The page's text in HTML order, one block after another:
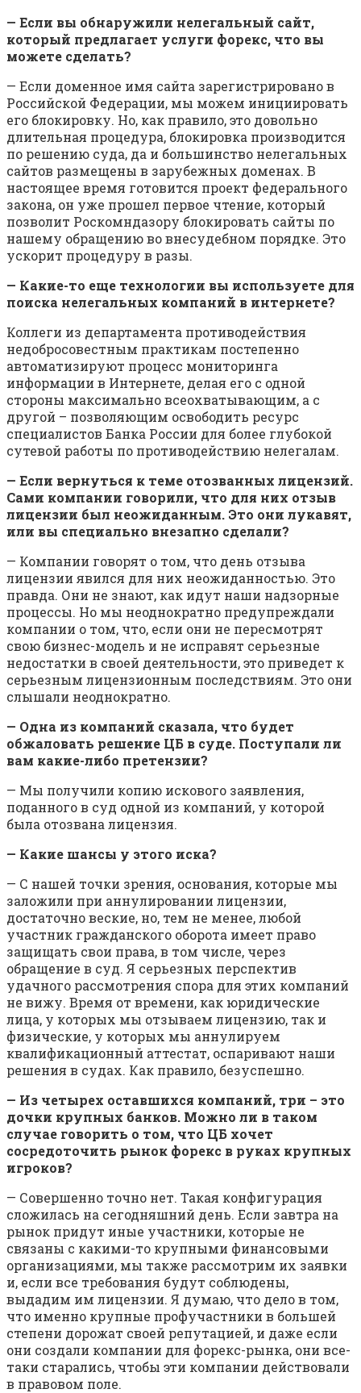
— Если вы обнаружили нелегальный сайт,
который предлагает услуги форекс, что вы
можете сделать?
— Если доменное имя сайта зарегистрировано в
Российской Федерации, мы можем инициировать
его блокировку. Но, как правило, это довольно
длительная процедура, блокировка производится
по решению суда, да и большинство нелегальных
сайтов размещены в зарубежных доменах. В
настоящее время готовится проект федерального
закона, он уже прошел первое чтение, который
позволит Роскомндазору блокировать сайты по
нашему обращению во внесудебном порядке. Это
ускорит процедуру в разы.
— Какие-то еще технологии вы используете для
поиска нелегальных компаний в интернете?
Коллеги из департамента противодействия
недобросовестным практикам постепенно
автоматизируют процесс мониторинга
информации в Интернете, делая его с одной
стороны максимально всеохватывающим, а с
другой – позволяющим освободить ресурс
специалистов Банка России для более глубокой
сутевой работы по противодействию нелегалам.
— Если вернуться к теме отозванных лицензий.
Сами компании говорили, что для них отзыв
лицензии был неожиданным. Это они лукавят,
или вы специально внезапно сделали?
— Компании говорят о том, что день отзыва
лицензии явился для них неожиданностью. Это
правда. Они не знают, как идут наши надзорные
процессы. Но мы неоднократно предупреждали
компании о том, что, если они не пересмотрят
свою бизнес-модель и не исправят серьезные
недостатки в своей деятельности, это приведет к
серьезным лицензионным последствиям. Это они
слышали неоднократно.
— Одна из компаний сказала, что будет
обжаловать решение ЦБ в суде. Поступали ли
вам какие-либо претензии?
— Мы получили копию искового заявления,
поданного в суд одной из компаний, у которой
была отозвана лицензия.
— Какие шансы у этого иска?
— С нашей точки зрения, основания, которые мы
заложили при аннулировании лицензии,
достаточно веские, но, тем не менее, любой
участник гражданского оборота имеет право
защищать свои права, в том числе, через
обращение в суд. Я серьезных перспектив
удачного рассмотрения спора для этих компаний
не вижу. Время от времени, как юридические
лица, у которых мы отзываем лицензию, так и
физические, у которых мы аннулируем
квалификационный аттестат, оспаривают наши
решения в судах. Как правило, безуспешно.
— Из четырех оставшихся компаний, три – это
дочки крупных банков. Можно ли в таком
случае говорить о том, что ЦБ хочет
сосредоточить рынок форекс в руках крупных
игроков?
— Совершенно точно нет. Такая конфигурация
сложилась на сегодняшний день. Если завтра на
рынок придут иные участники, которые не
связаны с какими-то крупными финансовыми
организациями, мы также рассмотрим их заявки
и, если все требования будут соблюдены,
выдадим им лицензии. Я думаю, что дело в том,
что именно крупные профучастники в большей
степени дорожат своей репутацией, и даже если
они создали компании для форекс-рынка, они все-
таки старались, чтобы эти компании действовали
в правовом поле.